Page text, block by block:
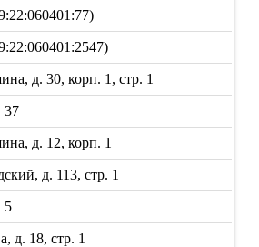
д. 30, корп. 1, стр. 1
37
д. 12, корп. 1
д. 113, стр. 1
5
д. 18, стр. 1